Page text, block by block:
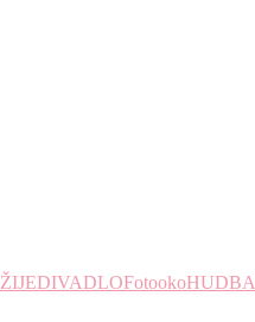
ŽIJEDIVADLOFotookoHUDBA